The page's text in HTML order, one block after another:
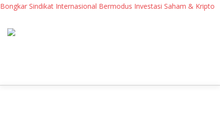
Sindikat Internasional Bermodus Investasi Saham & Kripto